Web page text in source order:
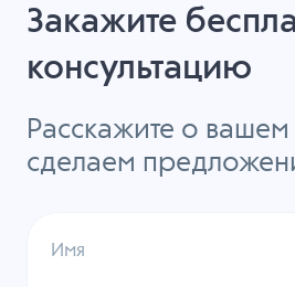
Закажите
консультацию
Расскажите о
сделаем
Имя